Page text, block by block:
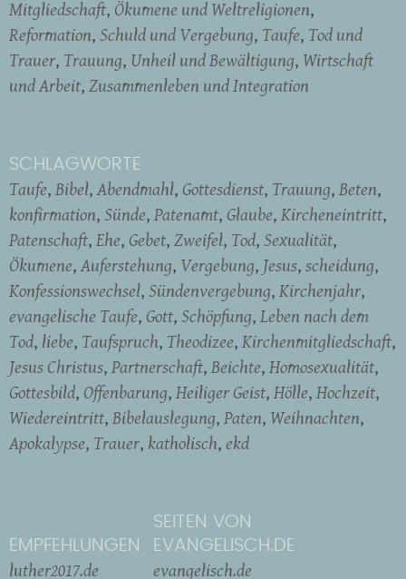
Mitgliedschaft Ökumene und Weltreligionen
Reformation Schuld und Vergebung Taufe Tod und
Trauer Trauung Unheil und Bewältigung Wirtschaft
und Arbeit Zusammenleben und Integration
SCHLAGWORTE
Taufe Bibel Abendmahl Gottesdienst Trauung Beten
konfirmation Sünde Patenamt Glaube Kircheneintritt
Patenschaft Ehe Gebet Zweifel Tod Sexualität
Ökumene Auferstehung Vergebung Jesus scheidung
Konfessionswechsel Sündenvergebung Kirchenjahr
evangelische Taufe Gott Schöpfung Leben nach dem
Tod liebe Taufspruch Theodizee Kirchenmitgliedschaft
Jesus Christus Partnerschaft Beichte Homosexualität
Gottesbild Offenbarung Heiliger Geist Hölle Hochzeit
Wiedereintritt Bibelauslegung Paten Weihnachten
Apokalypse Trauer katholisch ekd
EMPFEHLUNGEN
luther2017.de
SEITEN VON
EVANGELISCH.DE
evangelisch.de